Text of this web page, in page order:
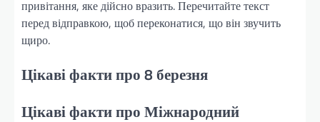
привітання, яке дійсно вразить. Перечитайте текст
перед відправкою, щоб переконатися, що він звучить
щиро.
Цікаві факти про 8 березня
Цікаві факти про Міжнародний